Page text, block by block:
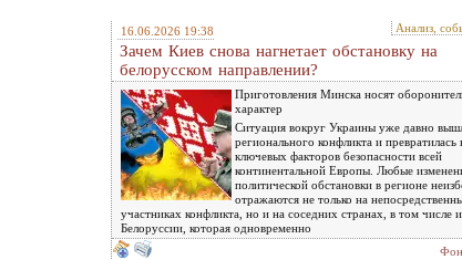
16.06.2026 19:38 Анализ,
Зачем Киев снова нагнетает обстановку на
белорусском направлении?
Приготовления Минска носят
характер
Ситуация вокруг Украины уже давно
регионального конфликта и превратилась
ключевых факторов безопасности всей
континентальной Европы. Любые
политической обстановки в регионе
отражаются не только на
участниках конфликта, но и на соседних странах, в том числе
Белоруссии, которая одновременно